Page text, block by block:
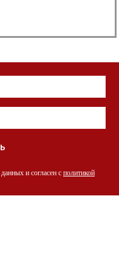
и согласен с политикой